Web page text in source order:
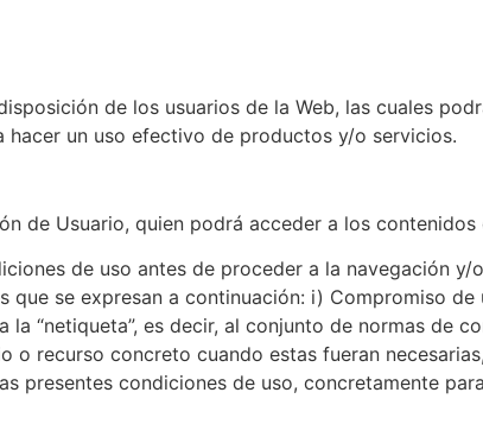
de los usuarios de la Web, las cuales
hacer un uso efectivo de productos y/o servicios.
de Usuario, quien podrá acceder a los
de uso antes de proceder a la navegación
se expresan a continuación: i) Compromiso
“netiqueta”, es decir, al conjunto de normas de
recurso concreto cuando estas fueran
presentes condiciones de uso, concretamente